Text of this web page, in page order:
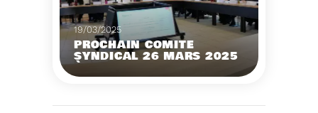
19/03/2025
PROCHAIN COMITÉ
SYNDICAL 26 MARS 2025
À 9 HEURES